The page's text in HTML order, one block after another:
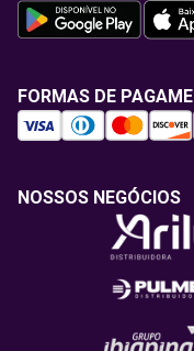
FORMAS DE
NOSSOS NEGÓCIOS